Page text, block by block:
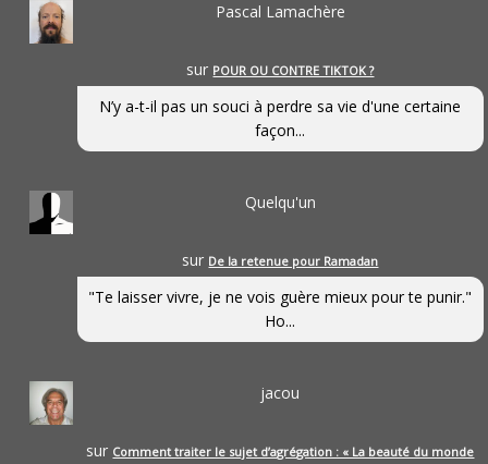
Pascal Lamachère
sur POUR OU CONTRE TIKTOK ?
N’y a-t-il pas un souci à perdre sa vie d'une certaine
façon...
Quelqu'un
sur De la retenue pour Ramadan
"Te laisser vivre, je ne vois guère mieux pour te punir."
Ho...
jacou
sur Comment traiter le sujet d’agrégation : « La beauté du monde